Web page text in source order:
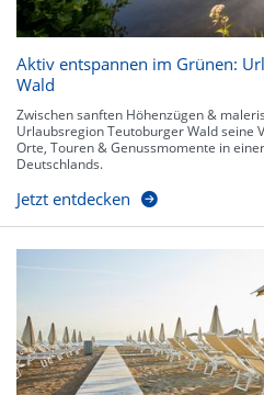
Aktiv entspannen im Grünen:
Wald
Zwischen sanften Höhenzügen &
Urlaubsregion Teutoburger Wald seine
Orte, Touren & Genussmomente in
Deutschlands.
Jetzt entdecken